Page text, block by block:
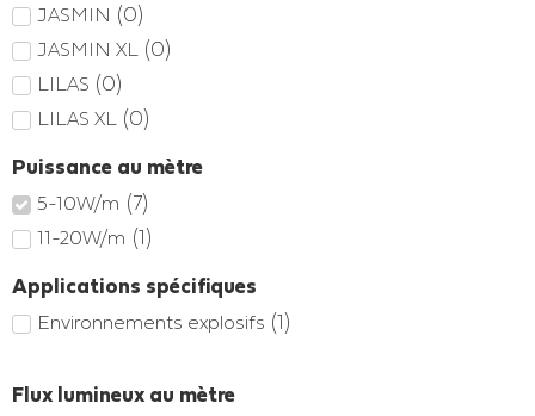
JASMIN (0)
JASMIN XL (0)
LILAS (0)
LILAS XL (0)
Puissance au mètre
5-10W/m (7)
11-20W/m (1)
Applications spécifiques
Environnements explosifs (1)
Flux lumineux au mètre